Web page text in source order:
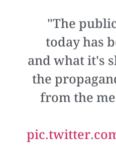
"The
today has
and what it's
the
from the